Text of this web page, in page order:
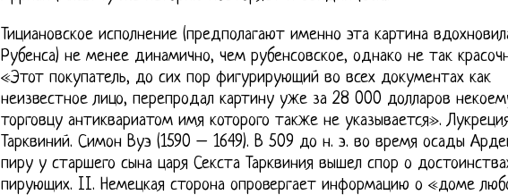
Тициановское исполнение (предполагают именно эта картина
Рубенса) не менее динамично, чем рубенсовское, однако не так
«Этот покупатель, до сих пор фигурирующий во всех документах как
неизвестное лицо, перепродал картину уже за 28 000 долларов
торговцу антиквариатом имя которого также не указывается».
Тарквиний. Симон Вуэ (1590 – 1649). В 509 до н. э. во время осады
пиру у старшего сына царя Секста Тарквиния вышел спор о
пирующих. II. Немецкая сторона опровергает информацию о «доме